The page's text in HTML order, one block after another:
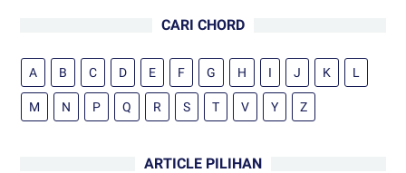
CARI CHORD
A B C D E F G H I J K L
M N P Q R S T V Y Z
ARTICLE PILIHAN